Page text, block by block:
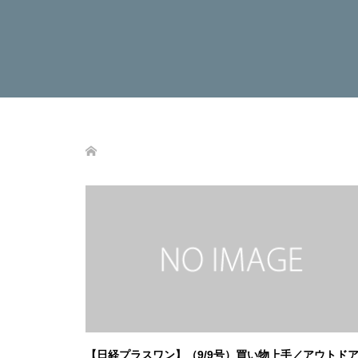
【日経プラスワン】（9/9号）買い物上手／アウトド